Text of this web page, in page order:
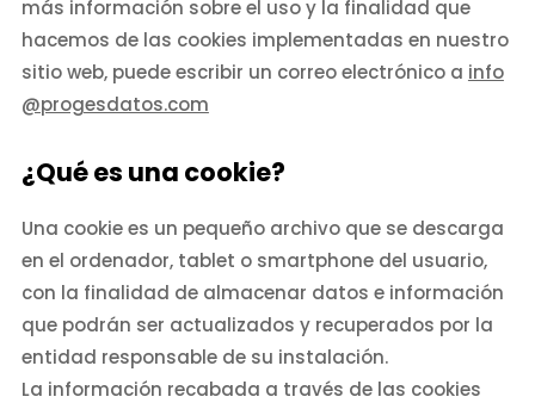
más información sobre el uso y la finalidad que
hacemos de las cookies implementadas en nuestro
sitio web, puede escribir un correo electrónico a info
@progesdatos.com
¿Qué es una cookie?
Una cookie es un pequeño archivo que se descarga
en el ordenador, tablet o smartphone del usuario,
con la finalidad de almacenar datos e información
que podrán ser actualizados y recuperados por la
entidad responsable de su instalación.
La información recabada a través de las cookies